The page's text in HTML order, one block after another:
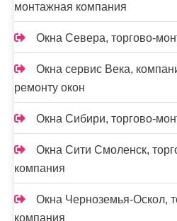
монтажная компания
Окна Севера, торгово-
Окна сервис Века,
ремонту окон
Окна Сибири, торгово-
Окна Сити Смоленск,
компания
Окна Черноземья-Оскол,
компания